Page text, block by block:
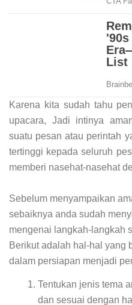
Karena kita sudah tahu
upacara, Jadi intinya
suatu pesan atau perintah
tertinggi kepada seluruh
memberi nasehat-nasehat
Sebelum menyampaikan
sebaiknya anda sudah
mengenai langkah-langkah
Berikut adalah hal-hal yang
dalam persiapan menjadi
Tentukan jenis tema
dan sesuai dengan